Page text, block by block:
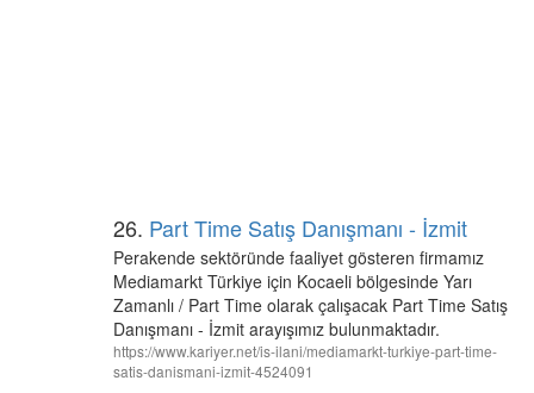
26. Part Time Satış Danışmanı - İzmit
Perakende sektöründe faaliyet gösteren firmamız
Mediamarkt Türkiye için Kocaeli bölgesinde Yarı
Zamanlı / Part Time olarak çalışacak Part Time Satış
Danışmanı - İzmit arayışımız bulunmaktadır.
https://www.kariyer.net/is-ilani/mediamarkt-turkiye-part-time-
satis-danismani-izmit-4524091